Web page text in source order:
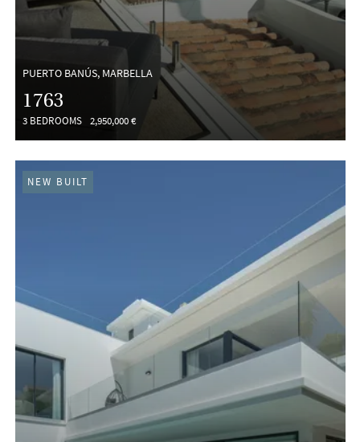
PUERTO BANÚS, MARBELLA
1763
3 BEDROOMS 2,950,000 €
NEW BUILT